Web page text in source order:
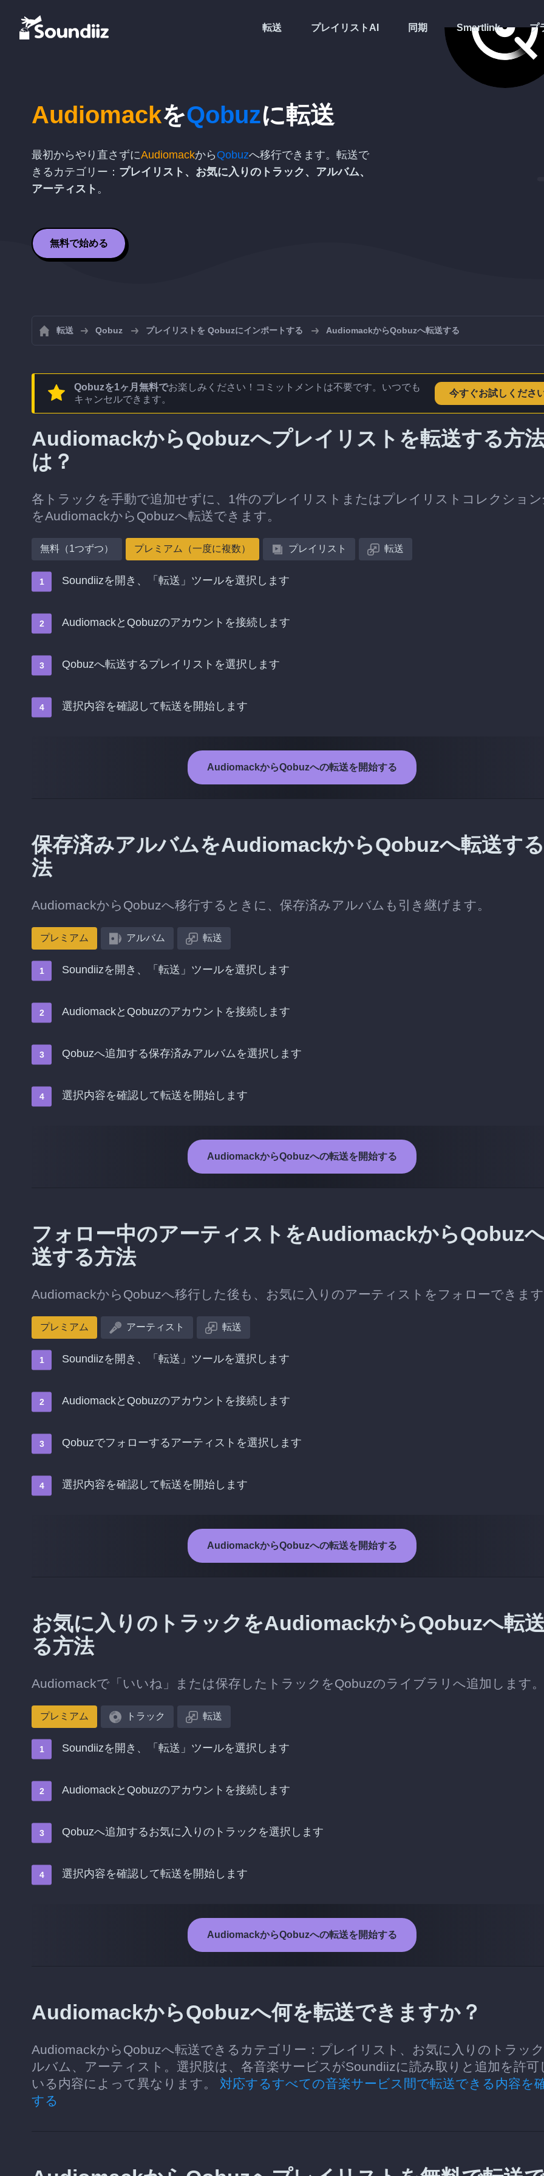
転送 プレイリストAI 同期 Smartlink プ
AudiomackをQobuzに転送
最初からやり直さずにAudiomackから Qobuzへ移行できます。転送で
きるカテゴリー： プレイリスト、お気に入りのトラック、アルバム、
アーティスト 。
無料で始める
転送 Qobuz プレイリストを Qobuzにインポートする AudiomackからQobuzへ転送する
Qobuzを1ヶ月無料でお楽しみください！コミットメントは不要です。いつでも
キャンセルできます。
今すぐお試しくださ
AudiomackからQobuzへプレイリストを転送する方
は？
各トラックを手動で追加せずに、1件のプレイリストまたはプレイリストコレクショ
をAudiomackからQobuzへ転送できます。
無料（1つずつ） プレミアム（一度に複数） プレイリスト 転送
Soundiizを開き、「転送」ツールを選択します
AudiomackとQobuzのアカウントを接続します
Qobuzへ転送するプレイリストを選択します
選択内容を確認して転送を開始します
AudiomackからQobuzへの転送を開始する
保存済みアルバムをAudiomackからQobuzへ転送す
法
AudiomackからQobuzへ移行するときに、保存済みアルバムも引き継げます。
プレミアム アルバム 転送
Soundiizを開き、「転送」ツールを選択します
AudiomackとQobuzのアカウントを接続します
Qobuzへ追加する保存済みアルバムを選択します
選択内容を確認して転送を開始します
AudiomackからQobuzへの転送を開始する
フォロー中のアーティストをAudiomackからQobuz
送する方法
AudiomackからQobuzへ移行した後も、お気に入りのアーティストをフォローできま
プレミアム アーティスト 転送
Soundiizを開き、「転送」ツールを選択します
AudiomackとQobuzのアカウントを接続します
Qobuzでフォローするアーティストを選択します
選択内容を確認して転送を開始します
AudiomackからQobuzへの転送を開始する
お気に入りのトラックをAudiomackからQobuzへ転
る方法
Audiomackで「いいね」または保存したトラックをQobuzのライブラリへ追加します。
プレミアム トラック 転送
Soundiizを開き、「転送」ツールを選択します
AudiomackとQobuzのアカウントを接続します
Qobuzへ追加するお気に入りのトラックを選択します
選択内容を確認して転送を開始します
AudiomackからQobuzへの転送を開始する
AudiomackからQobuzへ何を転送できますか？
AudiomackからQobuzへ転送できるカテゴリー：プレイリスト、お気に入りのトラッ
ルバム、アーティスト。選択肢は、各音楽サービスがSoundiizに読み取りと追加を許可
いる内容によって異なります。 対応するすべての音楽サービス間で転送できる内容を
する